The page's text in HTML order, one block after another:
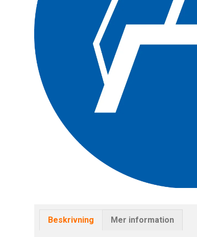
Beskrivning Mer information